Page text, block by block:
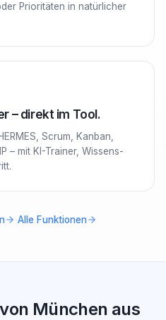
Prioritäten in natürlicher
– direkt im Tool.
Scrum, Kanban,
– mit KI-Trainer, Wissens-
Alle Funktionen
München aus